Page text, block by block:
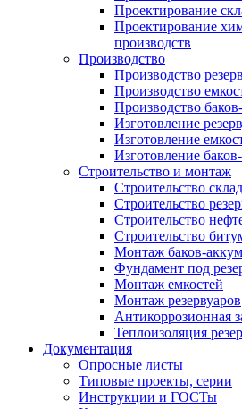
Проектирование
Проектирование
производств
Производство
Производство
Производство
Производство
Изготовление
Изготовление
Изготовление
Строительство и монтаж
Строительство
Строительство
Строительство
Строительство
Монтаж баков-
Фундамент под
Монтаж емкостей
Монтаж резервуаров
Антикоррозионная
Теплоизоляция
Документация
Опросные листы
Типовые проекты, серии
Инструкции и ГОСТы